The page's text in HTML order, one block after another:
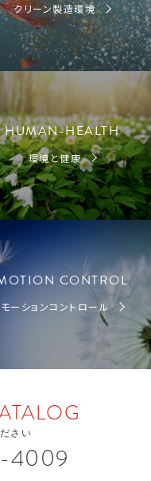
クリーン製造環境
HUMAN-HEALTH
環境と健康
CONTROL
モーションコントロール
さい
4009